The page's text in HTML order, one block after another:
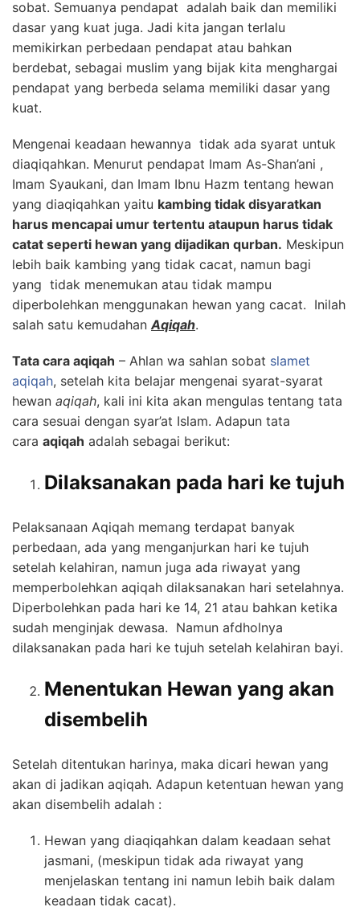
sobat. Semuanya pendapat adalah baik dan memiliki
dasar yang kuat juga. Jadi kita jangan terlalu
memikirkan perbedaan pendapat atau bahkan
berdebat, sebagai muslim yang bijak kita menghargai
pendapat yang berbeda selama memiliki dasar yang
kuat.
Mengenai keadaan hewannya tidak ada syarat untuk
diaqiqahkan. Menurut pendapat Imam As-Shan’ani ,
Imam Syaukani, dan Imam Ibnu Hazm tentang hewan
yang diaqiqahkan yaitu kambing tidak disyaratkan
harus mencapai umur tertentu ataupun harus tidak
catat seperti hewan yang dijadikan qurban. Meskipun
lebih baik kambing yang tidak cacat, namun bagi
yang tidak menemukan atau tidak mampu
diperbolehkan menggunakan hewan yang cacat. Inilah
salah satu kemudahan Aqiqah.
Tata cara aqiqah – Ahlan wa sahlan sobat slamet
aqiqah, setelah kita belajar mengenai syarat-syarat
hewan aqiqah, kali ini kita akan mengulas tentang tata
cara sesuai dengan syar’at Islam. Adapun tata
cara aqiqah adalah sebagai berikut:
Dilaksanakan pada hari ke tujuh
Pelaksanaan Aqiqah memang terdapat banyak
perbedaan, ada yang menganjurkan hari ke tujuh
setelah kelahiran, namun juga ada riwayat yang
memperbolehkan aqiqah dilaksanakan hari setelahnya.
Diperbolehkan pada hari ke 14, 21 atau bahkan ketika
sudah menginjak dewasa. Namun afdholnya
dilaksanakan pada hari ke tujuh setelah kelahiran bayi.
Menentukan Hewan yang akan
disembelih
Setelah ditentukan harinya, maka dicari hewan yang
akan di jadikan aqiqah. Adapun ketentuan hewan yang
akan disembelih adalah :
Hewan yang diaqiqahkan dalam keadaan sehat
jasmani, (meskipun tidak ada riwayat yang
menjelaskan tentang ini namun lebih baik dalam
keadaan tidak cacat).